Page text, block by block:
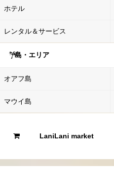
ホテル
レンタル＆サービス
島・エリア
オアフ島
マウイ島
LaniLani market